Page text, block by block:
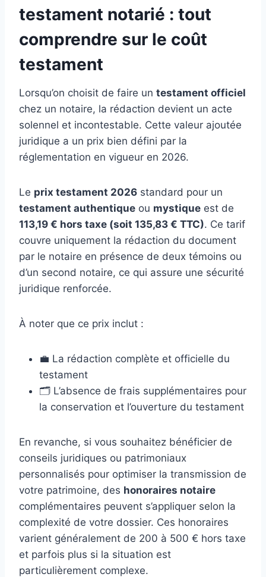
testament notarié : tout
comprendre sur le coût
testament
Lorsqu’on choisit de faire un testament officiel
chez un notaire, la rédaction devient un acte
solennel et incontestable. Cette valeur ajoutée
juridique a un prix bien défini par la
réglementation en vigueur en 2026.
Le prix testament 2026 standard pour un
testament authentique ou mystique est de
113,19 € hors taxe (soit 135,83 € TTC). Ce tarif
couvre uniquement la rédaction du document
par le notaire en présence de deux témoins ou
d’un second notaire, ce qui assure une sécurité
juridique renforcée.
À noter que ce prix inclut :
💼 La rédaction complète et officielle du
testament
🗂️ L’absence de frais supplémentaires pour
la conservation et l’ouverture du testament
En revanche, si vous souhaitez bénéficier de
conseils juridiques ou patrimoniaux
personnalisés pour optimiser la transmission de
votre patrimoine, des honoraires notaire
complémentaires peuvent s’appliquer selon la
complexité de votre dossier. Ces honoraires
varient généralement de 200 à 500 € hors taxe
et parfois plus si la situation est
particulièrement complexe.